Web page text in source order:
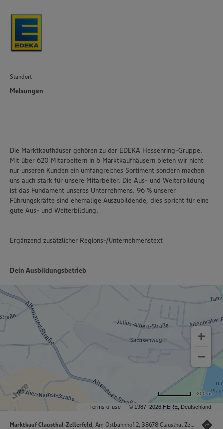
Standort
Melsungen
Die Marktkaufhäuser gehören zu der EDEKA Hessenring-Gruppe.
Mit über 620 Mitarbeitern in 6 Marktkaufhäusern bieten wir nicht
nur unseren Kunden ein umfangreiches Sortiment sondern machen
uns auch stark für unsere Mitarbeiter. Die Aus- und Weiterbildung
ist das Fundament unseres Unternehmens. 96 % unserer
Führungskräfte sind ehemalige Auszubildende, dies spricht für eine
gute Aus- und Weiterbildung.
Ergänzend zusätzlicher Regions-/Unternehmenstext
Dein Ausbildungsbetrieb
Terms of use © 1987–2026 HERE, Deutschland
200 m
Marktkauf Clausthal-Zellerfeld, Am Ostbahnhof 2, 38678 Clausthal-Zellerfeld